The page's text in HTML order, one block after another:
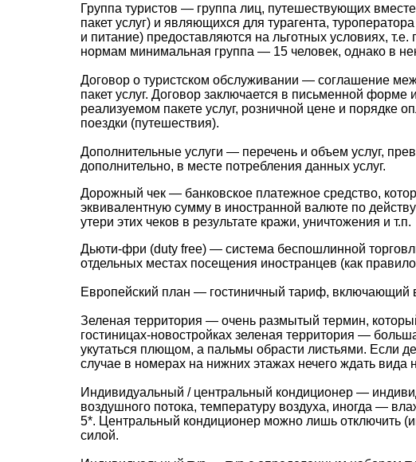
Группа туристов — группа лиц, путешествующих
пакет услуг) и являющихся для турагента,
и питание) предоставляются на льготных условиях,
нормам минимальная группа — 15 человек, однако в
Договор о туристском обслуживании — соглашение
пакет услуг. Договор заключается в письменной
реализуемом пакете услуг, розничной цене и порядке
поездки (путешествия).
Дополнительные услуги — перечень и объем услуг,
дополнительно, в месте потребления данных услуг.
Дорожный чек — банковское платежное средство,
эквивалентную сумму в иностранной валюте по
утери этих чеков в результате кражи, уничтожения и т.п.
Дьюти-фри (duty free) — система беспошлинной
отдельных местах посещения иностранцев (как
Европейский план — гостиничный тариф, включающий
Зеленая территория — очень размытый термин,
гостиницах-новостройках зеленая территория —
укутаться плющом, а пальмы обрасти листьями. Если
случае в номерах на нижних этажах нечего ждать вида
Индивидуальный / центральный кондиционер —
воздушного потока, температуру воздуха, иногда —
5*. Центральный кондиционер можно лишь отключить
силой.